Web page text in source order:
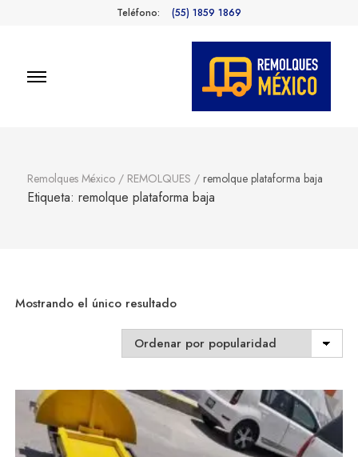
Teléfono: (55) 1859 1869
Remolques México / REMOLQUES / remolque plataforma baja
Etiqueta: remolque plataforma baja
Mostrando el único resultado